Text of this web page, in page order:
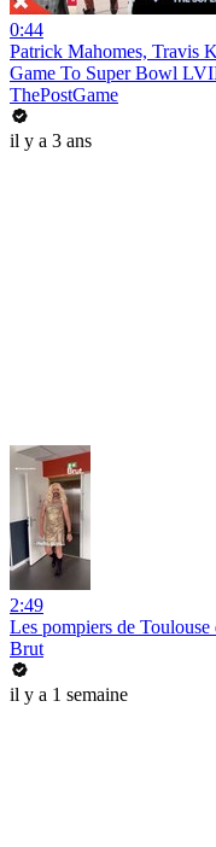
0:44
Patrick Mahomes, Travis
Game To Super Bowl
ThePostGame
il y a 3 ans
2:49
Les pompiers de Toulouse
Brut
il y a 1 semaine